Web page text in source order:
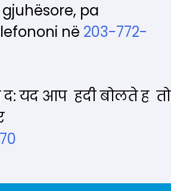
pa
në 203-772-
द: यद आप हदी बोलते ह